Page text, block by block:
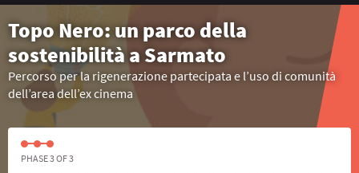
Topo Nero: un parco della
sostenibilità a Sarmato
Percorso per la rigenerazione partecipata e l’uso di comunità
dell’area dell’ex cinema
PHASE 3 OF 3